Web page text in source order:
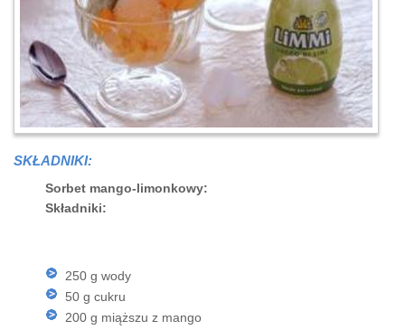
SKŁADNIKI:
Sorbet mango-limonkowy:
Składniki:
250 g wody
50 g cukru
200 g miąższu z mango